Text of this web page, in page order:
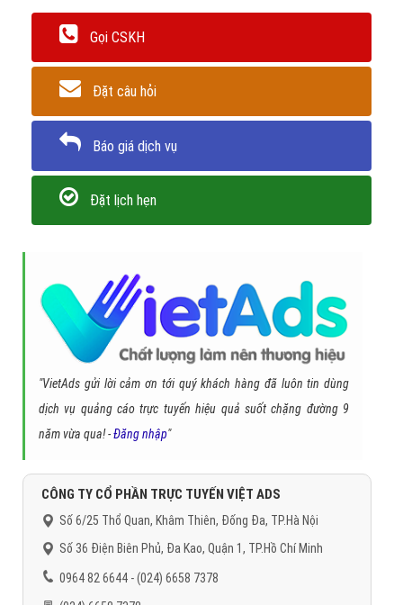
Gọi CSKH
Đặt câu hỏi
Báo giá dịch vụ
Đặt lịch hẹn
"VietAds gửi lời cảm ơn tới quý khách hàng đã luôn tin dùng
dịch vụ quảng cáo trực tuyến hiệu quả suốt chặng đường 9
năm vừa qua! -Đăng nhập"
CÔNG TY CỔ PHẦN TRỰC TUYẾN VIỆT ADS
Số 6/25 Thổ Quan, Khâm Thiên, Đống Đa, TP.Hà Nội
Số 36 Điện Biên Phủ, Đa Kao, Quận 1, TP.Hồ Chí Minh
0964 82 6644 - (024) 6658 7378